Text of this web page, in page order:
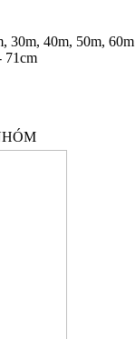
30m, 40m, 50m, 60m
71cm